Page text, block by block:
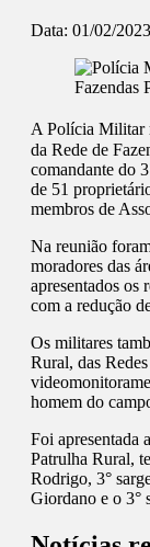
Data: 01/02/2023
A Polícia Militar
da Rede de
comandante do
de 51
membros de
Na reunião
moradores das
apresentados os
com a redução
Os militares
Rural, das
homem do
Foi apresentada
Patrulha Rural,
Rodrigo, 3°
Giordano e o 3°